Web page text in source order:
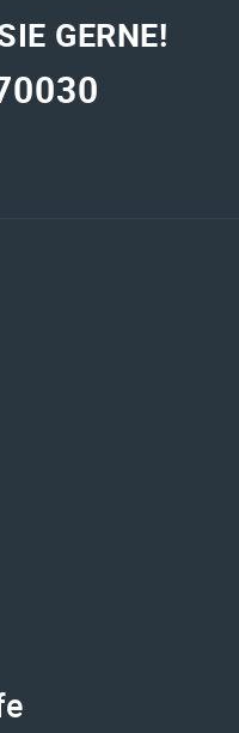
GERNE!